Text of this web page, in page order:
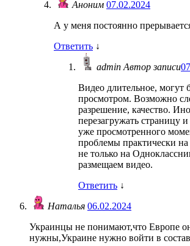
Аноним 07.02.2024
А у меня постоянно
Ответить ↓
adminАвтор записи
Видео длительное, могут
просмотром. Возможно
разрешение, качество.
перезагружать страницу
уже просмотренного
проблемы практически
не только на
размещаем видео.
Ответить ↓
Наталья 06.02.2024
Украинцы не понимают,что Европе
нужны,Украине нужно войти в